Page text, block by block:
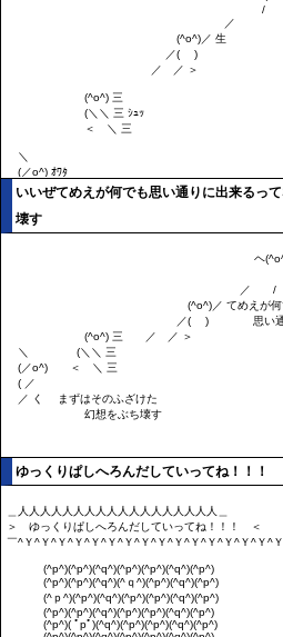
いいぜてめえが何でも思い通りに出来るっ
壊す
ゆっくりぱしへろんだしていってね！！！